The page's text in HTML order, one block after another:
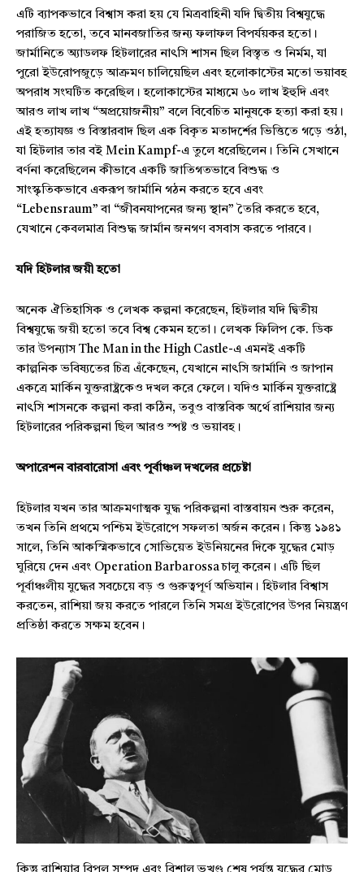
এটি ব্যাপকভাবে বিশ্বাস করা হয় যে মিত্রবাহিনী যদি দ্বিতীয় বিশ্বযুদ্ধে
পরাজিত হতো, তবে মানবজাতির জন্য ফলাফল বিপর্যয়কর হতো।
জার্মানিতে অ্যাডলফ হিটলারের নাৎসি শাসন ছিল বিস্তৃত ও নির্মম, যা
পুরো ইউরোপজুড়ে আক্রমণ চালিয়েছিল এবং হলোকাস্টের মতো ভয়াবহ
অপরাধ সংঘটিত করেছিল। হলোকাস্টের মাধ্যমে ৬০ লাখ ইহুদি এবং
আরও লাখ লাখ “অপ্রয়োজনীয়” বলে বিবেচিত মানুষকে হত্যা করা হয়।
এই হত্যাযজ্ঞ ও বিস্তারবাদ ছিল এক বিকৃত মতাদর্শের ভিত্তিতে গড়ে ওঠা,
যা হিটলার তার বই Mein Kampf-এ তুলে ধরেছিলেন। তিনি সেখানে
বর্ণনা করেছিলেন কীভাবে একটি জাতিগতভাবে বিশুদ্ধ ও
সাংস্কৃতিকভাবে একরূপ জার্মানি গঠন করতে হবে এবং
“Lebensraum” বা “জীবনযাপনের জন্য স্থান” তৈরি করতে হবে,
যেখানে কেবলমাত্র বিশুদ্ধ জার্মান জনগণ বসবাস করতে পারবে।
যদি হিটলার জয়ী হতো
অনেক ঐতিহাসিক ও লেখক কল্পনা করেছেন, হিটলার যদি দ্বিতীয়
বিশ্বযুদ্ধে জয়ী হতো তবে বিশ্ব কেমন হতো। লেখক ফিলিপ কে. ডিক
তার উপন্যাস The Man in the High Castle-এ এমনই একটি
কাল্পনিক ভবিষ্যতের চিত্র এঁকেছেন, যেখানে নাৎসি জার্মানি ও জাপান
একত্রে মার্কিন যুক্তরাষ্ট্রকেও দখল করে ফেলে। যদিও মার্কিন যুক্তরাষ্ট্রে
নাৎসি শাসনকে কল্পনা করা কঠিন, তবুও বাস্তবিক অর্থে রাশিয়ার জন্য
হিটলারের পরিকল্পনা ছিল আরও স্পষ্ট ও ভয়াবহ।
অপারেশন বারবারোসা এবং পূর্বাঞ্চল দখলের প্রচেষ্টা
হিটলার যখন তার আক্রমণাত্মক যুদ্ধ পরিকল্পনা বাস্তবায়ন শুরু করেন,
তখন তিনি প্রথমে পশ্চিম ইউরোপে সফলতা অর্জন করেন। কিন্তু ১৯৪১
সালে, তিনি আকস্মিকভাবে সোভিয়েত ইউনিয়নের দিকে যুদ্ধের মোড়
ঘুরিয়ে দেন এবং Operation Barbarossa চালু করেন। এটি ছিল
পূর্বাঞ্চলীয় যুদ্ধের সবচেয়ে বড় ও গুরুত্বপূর্ণ অভিযান। হিটলার বিশ্বাস
করতেন, রাশিয়া জয় করতে পারলে তিনি সমগ্র ইউরোপের উপর নিয়ন্ত্রণ
প্রতিষ্ঠা করতে সক্ষম হবেন।